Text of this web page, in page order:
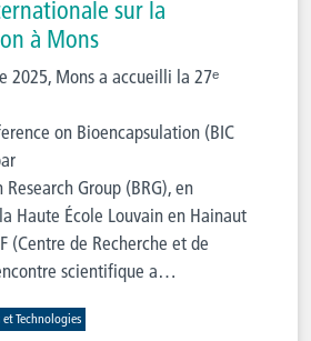
sur la
à Mons
2025, Mons a accueilli la 27ᵉ
on Bioencapsulation (BIC
Group (BRG), en
Haute École Louvain en Hainaut
(Centre de Recherche et de
scientifique a…
et Technologies